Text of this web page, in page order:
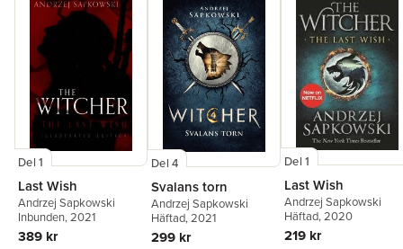
Del 1
Last Wish
Andrzej Sapkowski
Inbunden, 2021
389 kr
Del 4
Svalans torn
Andrzej Sapkowski
Häftad, 2021
299 kr
Del 1
Last Wish
Andrzej Sapkowski
Häftad, 2020
219 kr